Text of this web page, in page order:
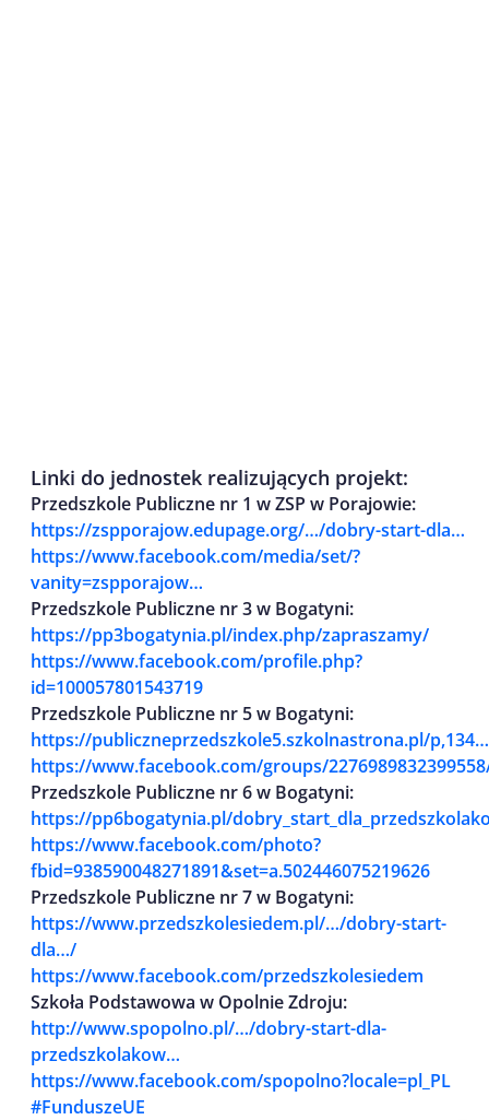
Linki do jednostek realizujących projekt:
Przedszkole Publiczne nr 1 w ZSP w Porajowie:
https://zspporajow.edupage.org/…/dobry-start-dla…
https://www.facebook.com/media/set/?
vanity=zspporajow…
Przedszkole Publiczne nr 3 w Bogatyni:
https://pp3bogatynia.pl/index.php/zapraszamy/
https://www.facebook.com/profile.php?
id=100057801543719
Przedszkole Publiczne nr 5 w Bogatyni:
https://publiczneprzedszkole5.szkolnastrona.pl/p,134…
https://www.facebook.com/groups/
Przedszkole Publiczne nr 6 w Bogatyni:
https://pp6bogatynia.pl/
https://www.facebook.com/photo?
fbid=938590048271891&set=a.502446075219626
Przedszkole Publiczne nr 7 w Bogatyni:
https://www.przedszkolesiedem.pl/…/dobry-start-
dla…/
https://www.facebook.com/przedszkolesiedem
Szkoła Podstawowa w Opolnie Zdroju:
http://www.spopolno.pl/…/dobry-start-dla-
przedszkolakow…
https://www.facebook.com/spopolno?locale=pl_PL
#FunduszeUE